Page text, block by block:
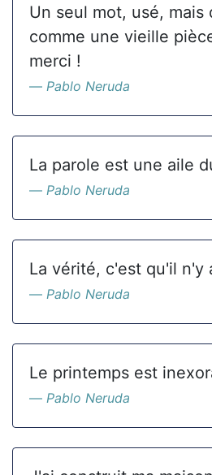
Un seul mot, usé, mais
comme une vieille
merci !
Pablo Neruda
La parole est une aile
Pablo Neruda
La vérité, c'est qu'il n'y
Pablo Neruda
Le printemps est
Pablo Neruda